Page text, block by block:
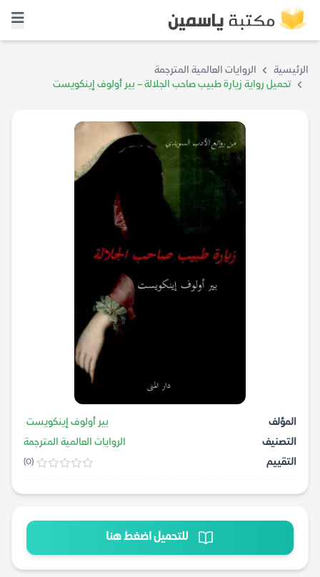
الرئيسية
الروايات العالمية المترجمة
تحميل رواية زيارة طبيب صاحب الجلالة – بير أولوف إينكويست
المؤلف
بير أولوف إينكويست
التصنيف
الروايات العالمية المترجمة
التقييم
(0)
للتحميل اضغط هنا